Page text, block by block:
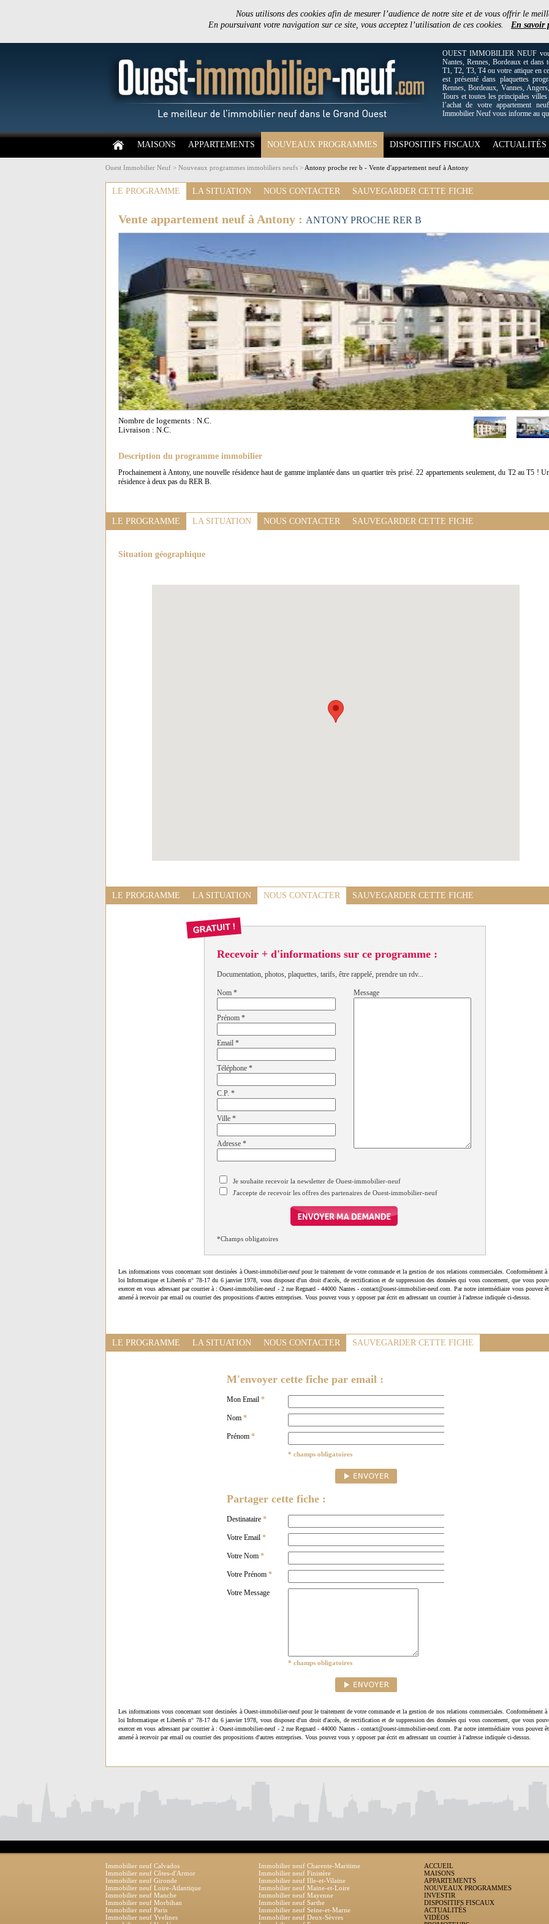
Nous utilisons des cookies afin de mesurer l’audience de notre site et de vous offrir le
En poursuivant votre navigation sur ce site, vous acceptez l’utilisation de ces cookies. En savoir
OUEST IMMOBILIER NEUF
Nantes, Rennes, Bordeaux et
T1, T2, T3, T4 ou votre attique en
est présenté dans plaquettes
Rennes, Bordeaux, Vannes,
Tours et toutes les principales
l’achat de votre appartement
Immobilier Neuf vous informe au
MAISONS APPARTEMENTS NOUVEAUX PROGRAMMES DISPOSITIFS FISCAUX ACTUALITÉS
Ouest Immobilier Neuf > Nouveaux programmes immobiliers neufs > Antony proche rer b - Vente d'appartement neuf à Antony
LE PROGRAMME LA SITUATION NOUS CONTACTER SAUVEGARDER CETTE FICHE
Vente appartement neuf à Antony : ANTONY PROCHE RER B
Nombre de logements : N.C.
Livraison : N.C.
Description du programme immobilier
Prochainement à Antony, une nouvelle résidence haut de gamme implantée dans un quartier très prisé. 22 appartements seulement, du T2 au T5 !
résidence à deux pas du RER B.
LE PROGRAMME LA SITUATION NOUS CONTACTER SAUVEGARDER CETTE FICHE
Situation géographique
LE PROGRAMME LA SITUATION NOUS CONTACTER SAUVEGARDER CETTE FICHE
Recevoir + d'informations sur ce programme :
Documentation, photos, plaquettes, tarifs, être rappelé, prendre un rdv...
Nom *
Prénom *
Email *
Téléphone *
C.P. *
Ville *
Adresse *
Message
Je souhaite recevoir la newsletter de Ouest-immobilier-neuf
J'accepte de recevoir les offres des partenaires de Ouest-immobilier-neuf
*Champs obligatoires
Les informations vous concernant sont destinées à Ouest-immobilier-neuf pour le traitement de votre commande et la gestion de nos relations commerciales. Conformément à
loi Informatique et Libertés n° 78-17 du 6 janvier 1978, vous disposez d'un droit d'accès, de rectification et de suppression des données qui vous concernent, que vous
exercer en vous adressant par courrier à : Ouest-immobilier-neuf - 2 rue Regnard - 44000 Nantes - contact@ouest-immobilier-neuf.com. Par notre intermédiaire vous pouvez
amené à recevoir par email ou courrier des propositions d'autres entreprises. Vous pouvez vous y opposer par écrit en adressant un courrier à l'adresse indiquée ci-dessus.
LE PROGRAMME LA SITUATION NOUS CONTACTER SAUVEGARDER CETTE FICHE
M'envoyer cette fiche par email :
Mon Email *
Nom *
Prénom *
* champs obligatoires
Partager cette fiche :
Destinataire *
Votre Email *
Votre Nom *
Votre Prénom *
Votre Message
* champs obligatoires
Les informations vous concernant sont destinées à Ouest-immobilier-neuf pour le traitement de votre commande et la gestion de nos relations commerciales. Conformément à
loi Informatique et Libertés n° 78-17 du 6 janvier 1978, vous disposez d'un droit d'accès, de rectification et de suppression des données qui vous concernent, que vous
exercer en vous adressant par courrier à : Ouest-immobilier-neuf - 2 rue Regnard - 44000 Nantes - contact@ouest-immobilier-neuf.com. Par notre intermédiaire vous pouvez
amené à recevoir par email ou courrier des propositions d'autres entreprises. Vous pouvez vous y opposer par écrit en adressant un courrier à l'adresse indiquée ci-dessus.
Immobilier neuf Calvados
Immobilier neuf Charente-Maritime
Immobilier neuf Côtes-d'Armor
Immobilier neuf Finistère
Immobilier neuf Gironde
Immobilier neuf Ille-et-Vilaine
Immobilier neuf Loire-Atlantique
Immobilier neuf Maine-et-Loire
Immobilier neuf Manche
Immobilier neuf Mayenne
Immobilier neuf Morbihan
Immobilier neuf Sarthe
Immobilier neuf Paris
Immobilier neuf Seine-et-Marne
Immobilier neuf Yvelines
Immobilier neuf Deux-Sèvres
ACCUEIL
MAISONS
APPARTEMENTS
NOUVEAUX PROGRAMMES
INVESTIR
DISPOSITIFS FISCAUX
ACTUALITÉS
VIDÉOS